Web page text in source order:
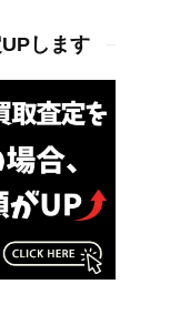
します